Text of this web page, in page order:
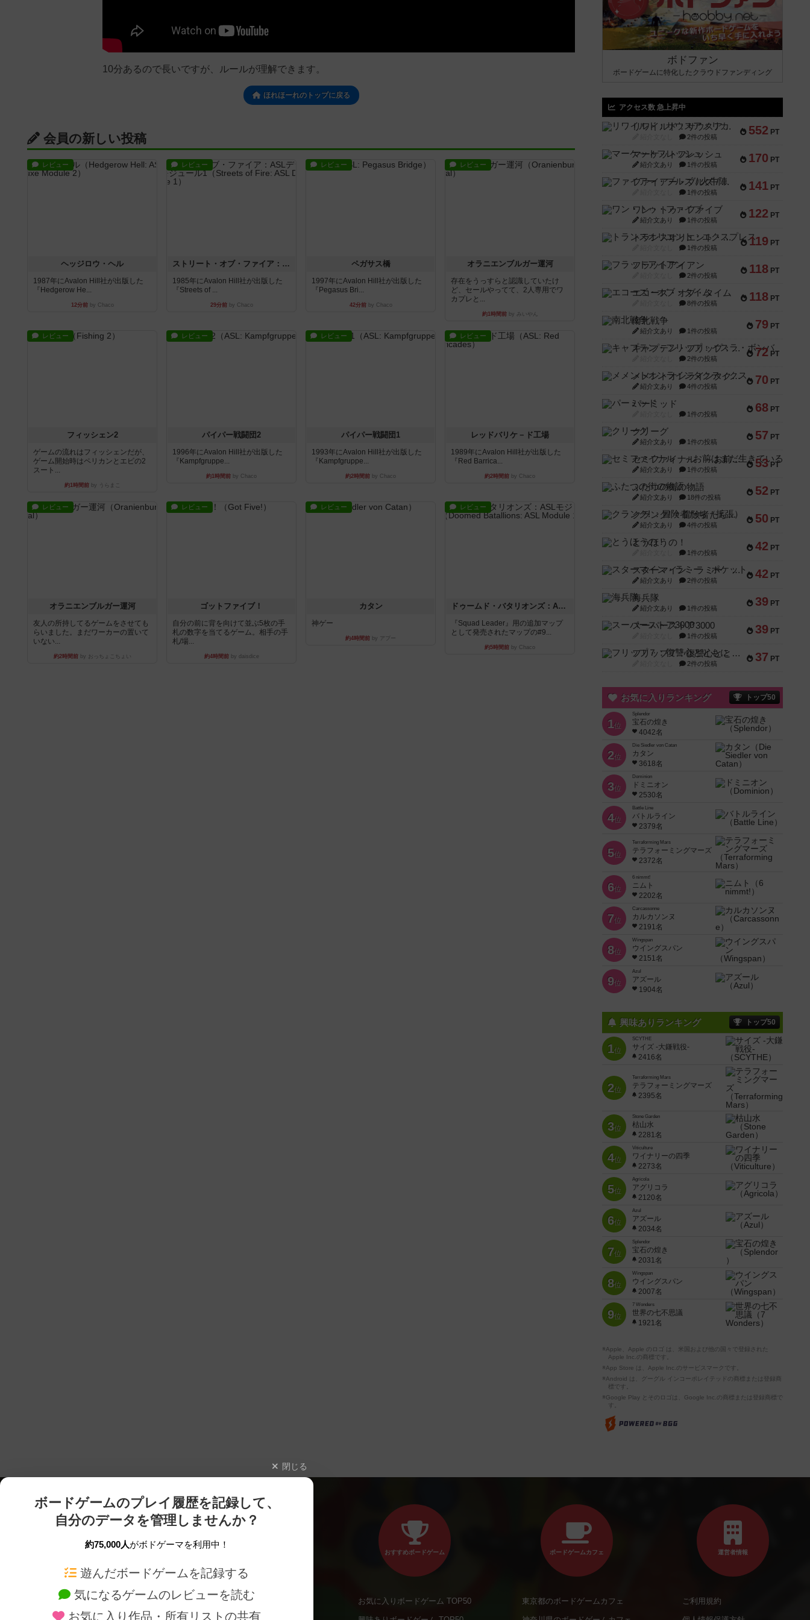
10分あるので長いですが、ルールが理解できます。
ほれほーれのトップに戻る
会員の新しい投稿
レビュー
ヘッジロウ・ヘル
1987年にAvalon Hill社が出版した
『Hedgerow He...
12分前by Chaco
レビュー
ストリート・オブ・ファイア：ASLデラックスモジュール1
1985年にAvalon Hill社が出版した
『Streets of ...
29分前by Chaco
レビュー
ペガサス橋
1997年にAvalon Hill社が出版した
『Pegasus Bri...
42分前by Chaco
レビュー
オラニエンブルガー運河
存在をうっすらと認識していたけ
ど、セールやってて、2人専用でワ
カプレと...
約1時間前by みいやん
レビュー
フィッシェン2
ゲームの流れはフィッシェンだが、
ゲーム開始時はペリカンとエビの2
スート...
約1時間前by うらまこ
レビュー
パイパー戦闘団2
1996年にAvalon Hill社が出版した
『Kampfgruppe...
約1時間前 by Chaco
レビュー
パイパー戦闘団1
1993年にAvalon Hill社が出版した
『Kampfgruppe...
約2時間前 by Chaco
レビュー
レッドバリケ－ド工場
1989年にAvalon Hill社が出版した
『Red Barrica...
約2時間前 by Chaco
レビュー
オラニエンブルガー運河
友人の所持してるゲームをさせても
らいました。まだワーカーの置いて
いない...
約2時間前by おっちょこちょい
レビュー
ゴットファイブ！
自分の前に背を向けて並ぶ5枚の手
札の数字を当てるゲーム。相手の手
札/場...
約4時間前by daisdice
レビュー
カタン
神ゲー
約4時間前 by アプー
レビュー
ドゥームド・バタリオンズ：ASLモジュール11
『Squad Leader』用の追加マップ
として発売されたマップの#9...
約5時間前 by Chaco
ボドファン
ボードゲームに特化したクラウドファンディング
アクセス数 急上昇中
552 PT
リワイルド：サウスアメリカ
2件の投稿
170 PT
マーケットフレッシュ
紹介文あり 1件の投稿
141 PT
ファイアー・ブルズ / 火牛陣
1件の投稿
122 PT
ワン・トゥ・ファイブ
紹介文あり 1件の投稿
119 PT
トランスオリエント・エクスプレス
1件の投稿
118 PT
フラットアイアン
2件の投稿
118 PT
エコーズ・オブ・タイム
8件の投稿
79 PT
南北戦争
紹介文あり 1件の投稿
72 PT
キャプテン・フリップ：イスラ・ボンバ
2件の投稿
70 PT
メメントオンラインタクティクス
紹介文あり 4件の投稿
68 PT
パーミッド
1件の投稿
57 PT
クリーグ
紹介文あり 1件の投稿
53 PT
セミファイナル ～お前はまだ生きている～
紹介文あり 1件の投稿
52 PT
ふたつの街の物語
紹介文あり 18件の投稿
50 PT
クランク! ：冒険者たち（拡張）
紹介文あり 4件の投稿
42 PT
とうほうの！
1件の投稿
42 PT
スターマイン・ラミー ポケット
紹介文あり 2件の投稿
39 PT
海兵隊
紹介文あり 1件の投稿
39 PT
スーパーストア3000
1件の投稿
37 PT
フリップ７：復讐心とともに
2件の投稿
お気に入りランキング トップ50
1位
Splendor
宝石の煌き
4042名
2位
Die Siedler von Catan
カタン
3618名
3位
Dominion
ドミニオン
2530名
4位
Battle Line
バトルライン
2379名
5位
Terraforming Mars
テラフォーミングマーズ
2372名
6位
6 nimmt!
ニムト
2202名
7位
Carcassonne
カルカソンヌ
2191名
8位
Wingspan
ウイングスパン
2151名
9位
Azul
アズール
1904名
興味ありランキング トップ50
1位
SCYTHE
サイズ -大鎌戦役-
2416名
2位
Terraforming Mars
テラフォーミングマーズ
2395名
3位
Stone Garden
枯山水
2281名
4位
Viticulture
ワイナリーの四季
2273名
5位
Agricola
アグリコラ
2120名
6位
Azul
アズール
2034名
7位
Splendor
宝石の煌き
2031名
8位
Wingspan
ウイングスパン
2007名
9位
7 Wonders
世界の七不思議
1921名
※Apple、Apple のロゴ は、米国および他の国々で登録された
Apple Inc.の商標です。
※App Store は、Apple Inc.のサービスマークです。
※Android は、グーグル インコーポレイテッドの商標または登録商
標です。
※Google Play とそのロゴは、Google Inc.の商標または登録商標で
す。
閉じる
ボードゲームのプレイ履歴を記録して、
自分のデータを管理しませんか？
約75,000人がボドゲーマを利用中！
遊んだボードゲームを記録する
気になるゲームのレビューを読む
お気に入り作品・所有リストの共有
ボードゲームを検索する 新作・再入荷情報
おすすめボードゲーム
お気に入りボードゲーム TOP50
ボードゲームカフェ
東京都のボードゲームカフェ
運営者情報
ご利用規約